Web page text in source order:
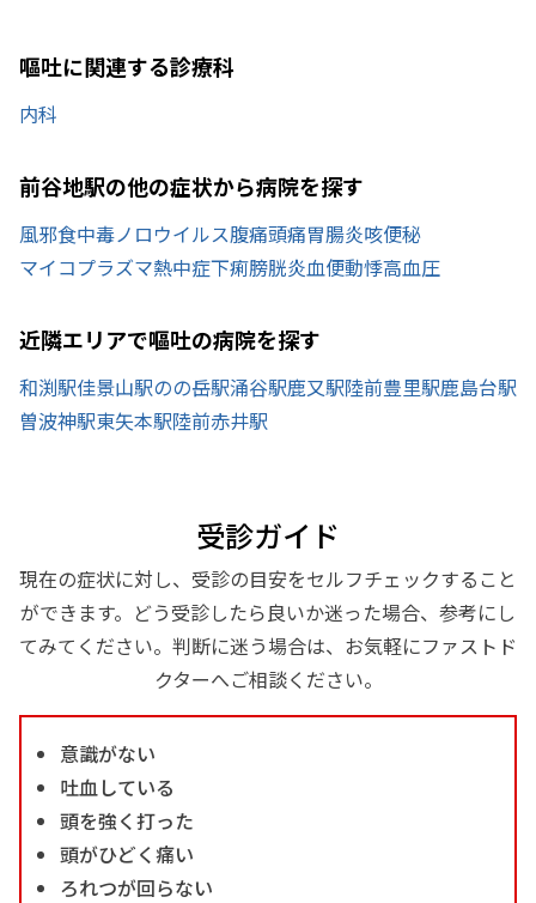
嘔吐に関連する診療科
内科
前谷地駅の他の症状から病院を探す
風邪食中毒ノロウイルス腹痛頭痛胃腸炎咳便秘
マイコプラズマ熱中症下痢膀胱炎血便動悸高血圧
近隣エリアで嘔吐の病院を探す
和渕駅佳景山駅のの岳駅涌谷駅鹿又駅陸前豊里駅鹿島台駅
曽波神駅東矢本駅陸前赤井駅
受診ガイド
現在の症状に対し、受診の目安をセルフチェックすること
ができます。どう受診したら良いか迷った場合、参考にし
てみてください。判断に迷う場合は、お気軽にファストド
クターへご相談ください。
意識がない
吐血している
頭を強く打った
頭がひどく痛い
ろれつが回らない